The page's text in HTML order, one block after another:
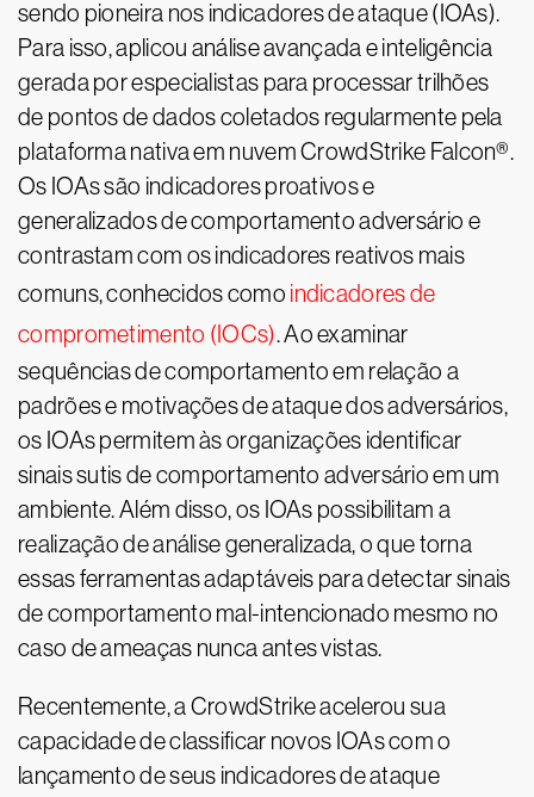
sendo pioneira nos indicadores de ataque (IOAs).
Para isso, aplicou análise avançada e inteligência
gerada por especialistas para processar trilhões
de pontos de dados coletados regularmente pela
plataforma nativa em nuvem CrowdStrike Falcon®.
Os IOAs são indicadores proativos e
generalizados de comportamento adversário e
contrastam com os indicadores reativos mais
comuns, conhecidos como indicadores de
comprometimento (IOCs). Ao examinar
sequências de comportamento em relação a
padrões e motivações de ataque dos adversários,
os IOAs permitem às organizações identificar
sinais sutis de comportamento adversário em um
ambiente. Além disso, os IOAs possibilitam a
realização de análise generalizada, o que torna
essas ferramentas adaptáveis para detectar sinais
de comportamento mal-intencionado mesmo no
caso de ameaças nunca antes vistas.
Recentemente, a CrowdStrike acelerou sua
capacidade de classificar novos IOAs com o
lançamento de seus indicadores de ataque